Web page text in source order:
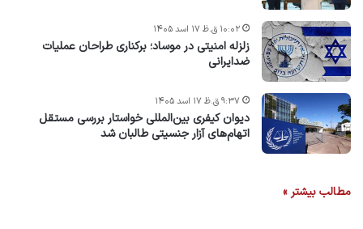
زلزله امنیتی در موساد؛ برکناری طراحان عملیات
ضدایرانی
۱۰:۰۲ ق.ظ ۱۷ اسد ۱۴۰۵
دیوان کیفری بین‌المللی خواستار بررسی مستقل
اتهام‌های آزار جنسیتی طالبان شد
۹:۳۷ ق.ظ ۱۷ اسد ۱۴۰۵
مطالب بیشتر »